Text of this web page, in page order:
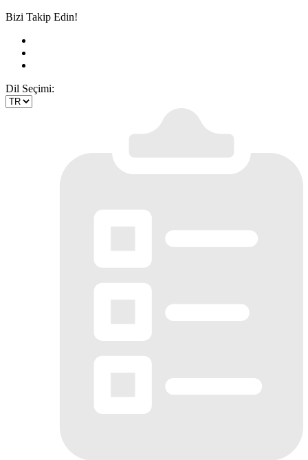
Bizi Takip Edin!
Dil Seçimi: